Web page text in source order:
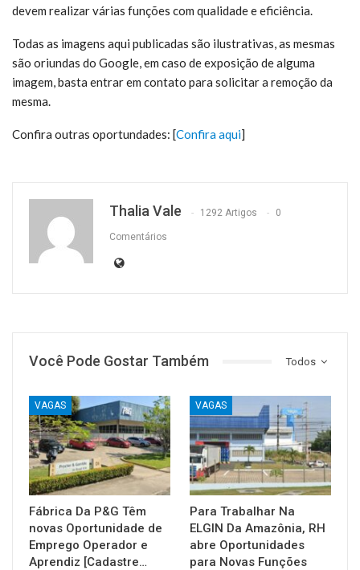
devem realizar várias funções com qualidade e eficiência.
Todas as imagens aqui publicadas são ilustrativas, as mesmas
são oriundas do Google, em caso de exposição de alguma
imagem, basta entrar em contato para solicitar a remoção da
mesma.
Confira outras oportundades: [Confira aqui]
Thalia Vale 1292 Artigos 0
Comentários
Todos
Você Pode Gostar Também
VAGAS
Fábrica Da P&G Têm
novas Oportunidade de
Emprego Operador e
Aprendiz [Cadastre…
VAGAS
Para Trabalhar Na
ELGIN Da Amazônia, RH
abre Oportunidades
para Novas Funções